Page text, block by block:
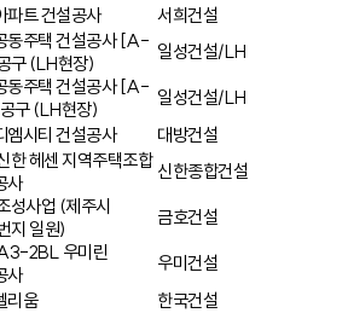
파트 건설공사
서희건설
동주택 건설공사 [A-
구 (LH현장)
일성건설/LH
동주택 건설공사 [A-
구 (LH현장)
일성건설/LH
엠시티 건설공사
대방건설
한 헤센 지역주택조합
사
신한종합건설
성사업 (제주시
지 일원)
금호건설
2BL 우미린
사
우미건설
리움
한국건설